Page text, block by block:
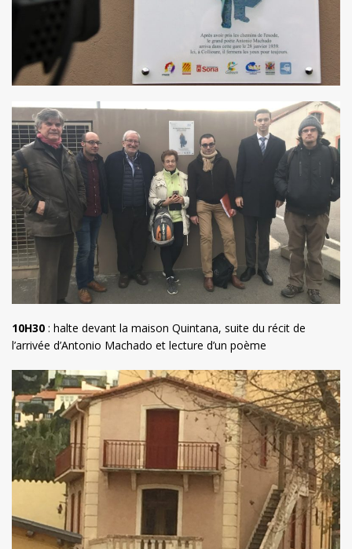
10H30 : halte devant la maison Quintana, suite du récit de
l’arrivée d’Antonio Machado et lecture d’un poème